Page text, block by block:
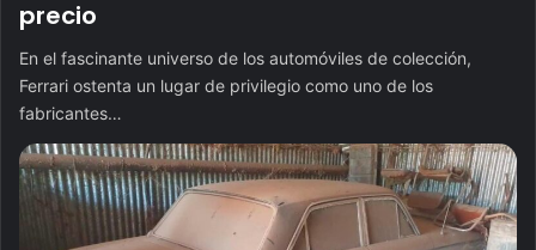
precio
En el fascinante universo de los automóviles de colección,
Ferrari ostenta un lugar de privilegio como uno de los
fabricantes…